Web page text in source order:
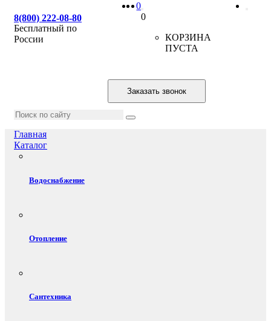
8(800) 222-08-80
Бесплатный по
России
0
0
КОРЗИНА
ПУСТА
Заказать звонок
Главная
Каталог
Водоснабжение
Отопление
Сантехника